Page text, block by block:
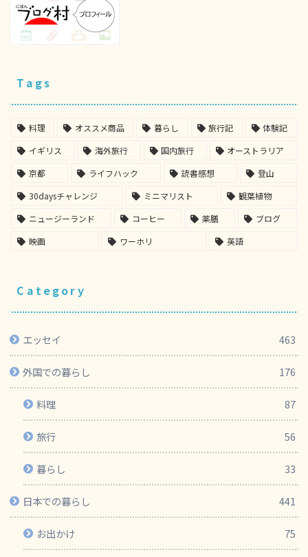
Tags
料理 オススメ商品 暮らし 旅行記
体験記
イギリス
海外旅行 国内旅行
オーストラリア
京都
ライフハック 読書感想
登山
30daysチャレンジ
ミニマリスト
観葉植物
ニュージーランド
コーヒー 薬膳
ブログ
映画
ワーホリ 英語
Category
エッセイ 463
外国での暮らし 176
料理 87
旅行 56
暮らし 33
日本での暮らし 441
お出かけ 75